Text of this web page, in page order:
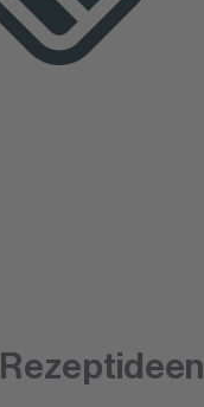
Rezeptideen